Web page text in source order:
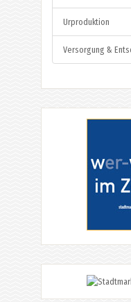
Urproduktion
Versorgung &